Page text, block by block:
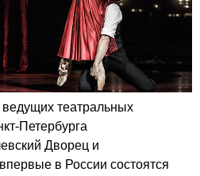
театральных
Петербурга
Дворец и
в России состоятся